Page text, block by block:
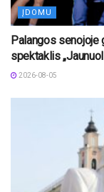
ĮDOMU
Palangos
spektaklis
2026-08-05